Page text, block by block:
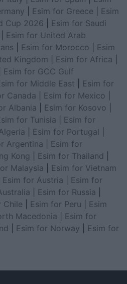
Esim for Greece
Esim
Cup 2026
Esim for Saudi
Esim for United Arab
Esim for Morocco
Esim
Kingdom Esim for Africa
Esim for GCC Gulf
for Middle East
Esim for
Canada Esim for Mexico
Albania Esim for Kosovo
for Tunisia
Esim for
Esim for Portugal
Argentina
Esim for
Kong Esim for Thailand
Malaysia
Esim for Vietnam
Esim for Austria
Esim for
Esim for Russia
Chile Esim for Peru
Esim
Macedonia
Esim for
Esim for Norway
Esim for